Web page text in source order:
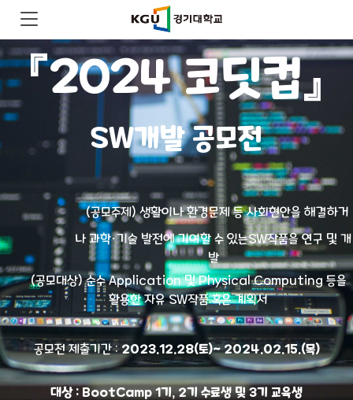
『2024 코딧컵』
SW개발 공모전
(공모주제) 생활이나 환경문제 등 사회현안을 해결하거
나 과학·기술 발전에 기여할 수 있는SW작품을 연구 및 개
발
(공모대상) 순수 Application 및 Physical Computing 등을
활용한 자유 SW작품 혹은 계획서
공모전 제출기간 : 2023.12.28(토)~ 2024.02.15.(목)
대상 : BootCamp 1기, 2기 수료생 및 3기 교육생